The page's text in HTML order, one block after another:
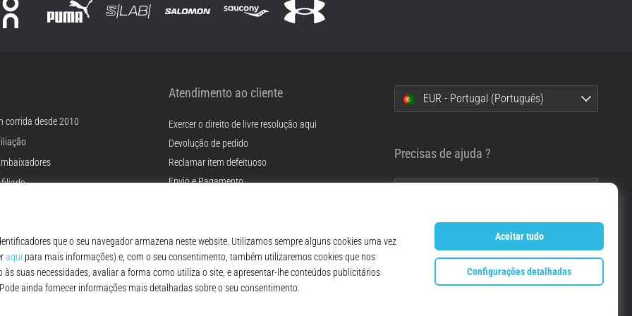
corrida desde 2010
Atendimento ao cliente
Exercer o direito de livre resolução aqui
Devolução de pedido
Reclamar item defeituoso
Envio e Pagamento
FAQ - Perguntas Frequentes
Regulamento de Proteção de Dados Pessoais
EUR - Portugal (Português)
Precisas de ajuda ?